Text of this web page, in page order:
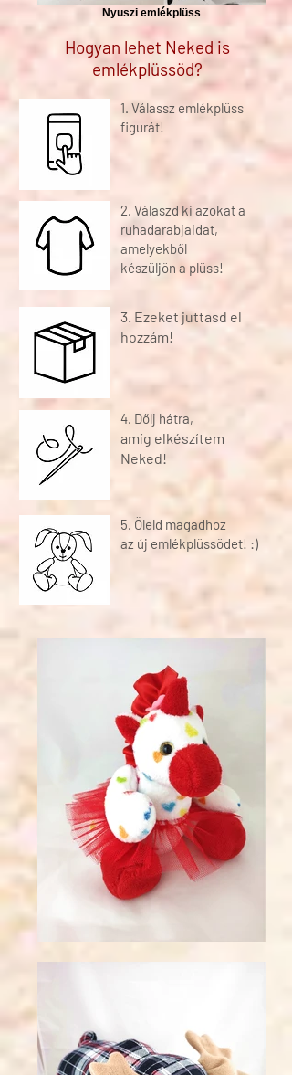
Nyuszi emlékplüss
Hogyan lehet Neked is
emlékplüssöd?
1. Válassz emlékplüss
figurát!
2. Válaszd ki azokat a
ruhadarabjaidat,
amelyekből
készüljön a plüss!
3. Ezeket juttasd el
hozzám!
4. Dőlj hátra,
amíg elkészítem
Neked!
5. Öleld magadhoz
az új emlékplüssödet! :)